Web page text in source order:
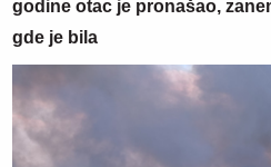
godine otac je pronašao,
gde je bila